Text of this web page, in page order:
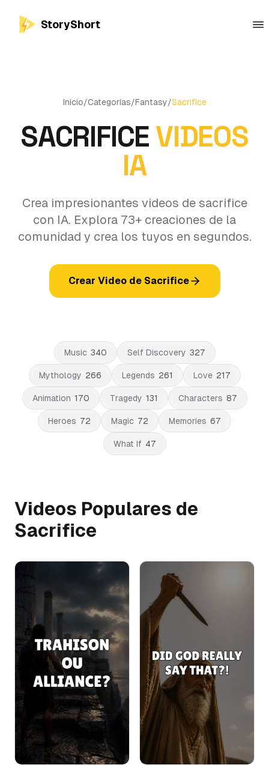
StoryShort
Inicio/Categorías/Fantasy/Sacrifice
SACRIFICEVIDEOS
IA
Crea impresionantes videos de sacrifice
con IA. Explora 73+ creaciones de la
comunidad y crea los tuyos en segundos.
Crear Video de Sacrifice
Music 340 Self Discovery 327
Mythology 266 Legends 261 Love 217
Animation 170 Tragedy 131 Characters 87
Heroes 72 Magic 72 Memories 67
What If 47
Videos Populares de
Sacrifice